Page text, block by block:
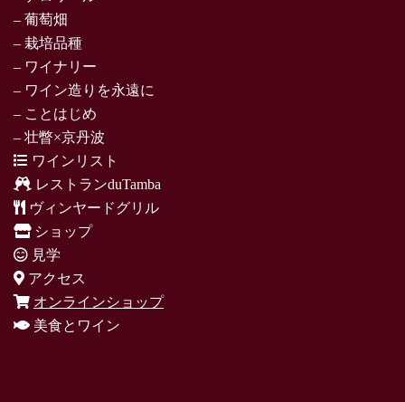
– 葡萄畑
– 栽培品種
– ワイナリー
– ワイン造りを永遠に
– ことはじめ
– 壮瞥×京丹波
ワインリスト
レストランduTamba
ヴィンヤードグリル
ショップ
見学
アクセス
オンラインショップ
美食とワイン